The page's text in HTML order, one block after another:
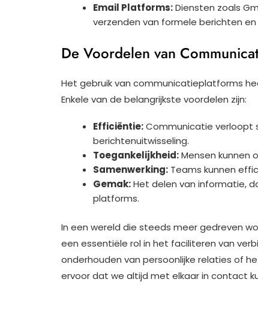
Email Platforms:Diensten zoals
verzenden van formele berichten
De Voordelen van
Het gebruik van communicatieplatforms
Enkele van de belangrijkste voordelen zijn:
Efficiëntie:Communicatie verloopt
berichtenuitwisseling.
Toegankelijkheid:Mensen kunnen
Samenwerking: Teams kunnen
Gemak:Het delen van informatie,
platforms.
In een wereld die steeds meer gedreven
een essentiële rol in het faciliteren van
onderhouden van persoonlijke relaties of
ervoor dat we altijd met elkaar in contact